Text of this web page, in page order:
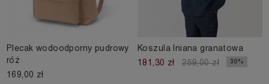
Plecak wodoodporny pudrowy
róż
169,00 zł
Koszula lniana granatowa
181,30 zł
259,00 zł 30%